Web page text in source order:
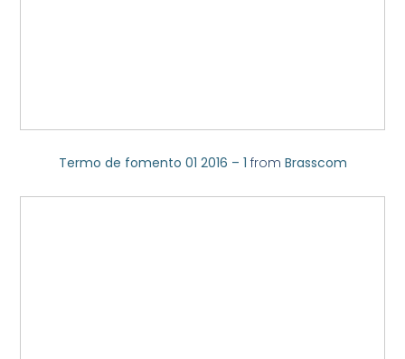
Termo de fomento 01 2016 – 1 from Brasscom